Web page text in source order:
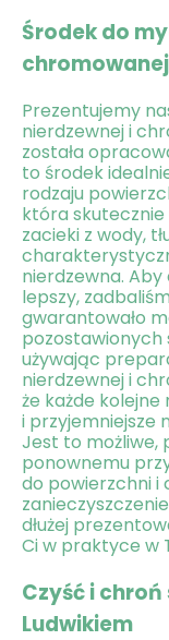
Środek do
Prezentujemy
nierdzewnej i
została
to środek
rodzaju
która skutecznie
zacieki z wody,
nierdzewna. Aby
lepszy,
gwarantowało
pozostawionych
używając
nierdzewnej i
że każde kolejne
i przyjemniejsze
Jest to możliwe,
ponownemu
do powierzchni i
dłużej
Ci w praktyce w
Czyść i
Ludwikiem